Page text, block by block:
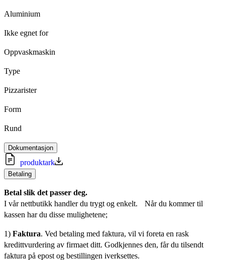
Aluminium
Ikke egnet for
Oppvaskmaskin
Type
Pizzarister
Form
Rund
Dokumentasjon
produktark
Betaling
Betal slik det passer deg.
I vår nettbutikk handler du trygt og enkelt. Når du kommer til
kassen har du disse mulighetene;
1) Faktura. Ved betaling med faktura, vil vi foreta en rask
kredittvurdering av firmaet ditt. Godkjennes den, får du tilsendt
faktura på epost og bestillingen iverksettes.